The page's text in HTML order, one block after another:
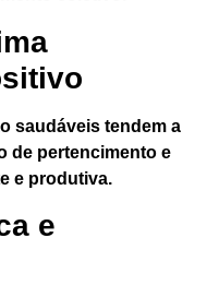
saudáveis tendem a
de pertencimento e
e produtiva.
e